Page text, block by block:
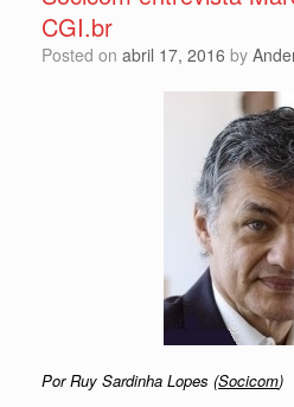
CGI.br
Posted on abril 17, 2016 by
Por Ruy Sardinha Lopes (Socicom)